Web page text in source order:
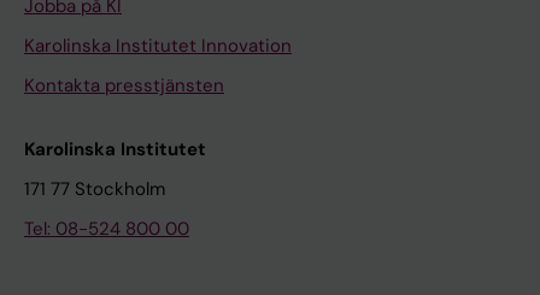
Jobba på KI
Karolinska Institutet Innovation
Kontakta presstjänsten
Karolinska Institutet
171 77 Stockholm
Tel: 08-524 800 00